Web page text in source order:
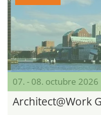
07. - 08. octubre 2026
Architect@Work